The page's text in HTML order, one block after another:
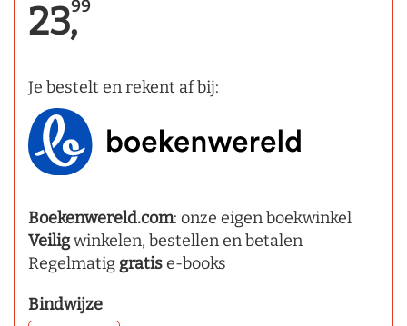
23,99
Je bestelt en rekent af bij:
Boekenwereld.com: onze eigen boekwinkel
Veiligwinkelen, bestellen en betalen
Regelmatig gratise-books
Bindwijze